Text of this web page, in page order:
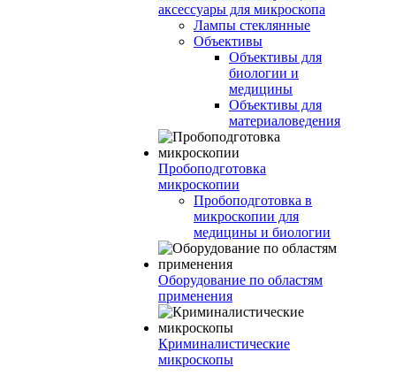
аксессуары для микроскопа
Лампы стеклянные
Объективы
Объективы для
биологии и
медицины
Объективы для
материаловедения
Пробоподготовка
микроскопии
Пробоподготовка в
микроскопии для
медицины и биологии
Оборудование по областям
применения
Криминалистические
микроскопы